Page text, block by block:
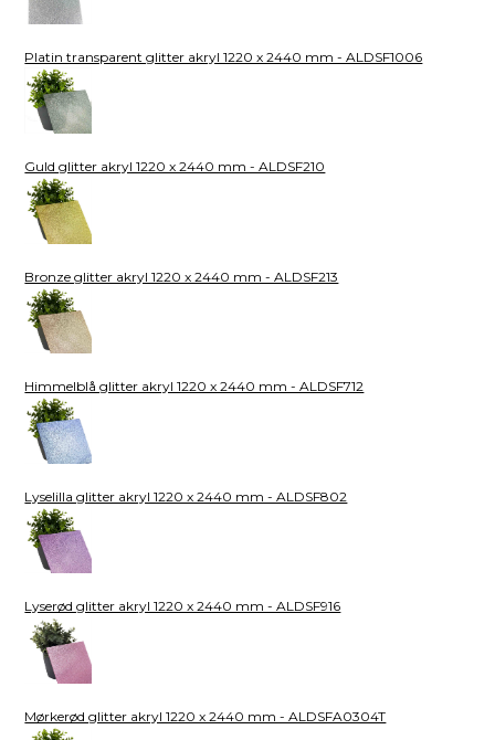
Platin transparent glitter akryl 1220 x 2440 mm - ALDSF1006
Guld glitter akryl 1220 x 2440 mm - ALDSF210
Bronze glitter akryl 1220 x 2440 mm - ALDSF213
Himmelblå glitter akryl 1220 x 2440 mm - ALDSF712
Lyselilla glitter akryl 1220 x 2440 mm - ALDSF802
Lyserød glitter akryl 1220 x 2440 mm - ALDSF916
Mørkerød glitter akryl 1220 x 2440 mm - ALDSFA0304T